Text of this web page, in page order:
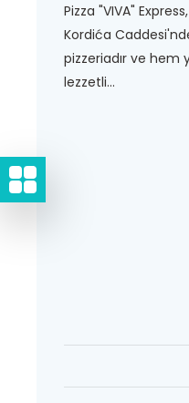
Pizza "VIVA"
Kordića
pizzeriadır ve hem
lezzetli...